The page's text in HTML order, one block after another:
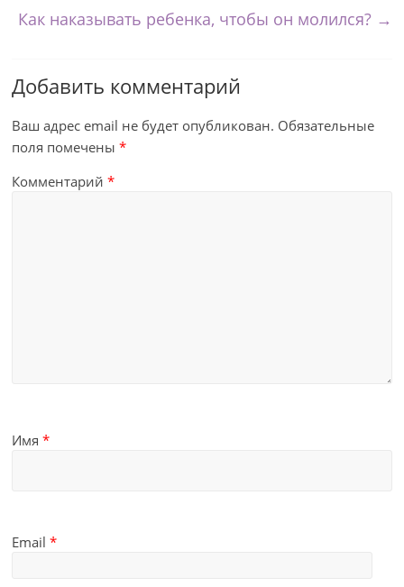
Как наказывать ребенка, чтобы он молился? →
Добавить комментарий
Ваш адрес email не будет опубликован. Обязательные
поля помечены*
Комментарий*
Имя*
Email*